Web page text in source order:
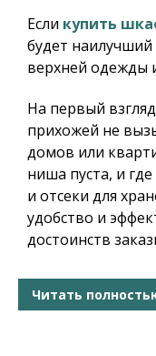
Если купить
будет наилучший
верхней одежды
На первый
прихожей не
домов или
ниша пуста, и
и отсеки для
удобство и
достоинств
Читать